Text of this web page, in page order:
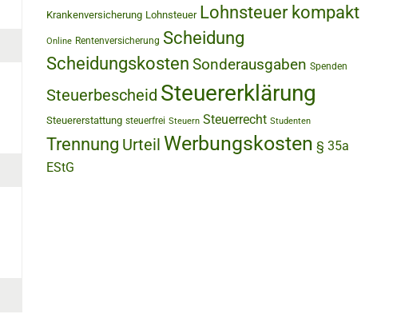
Krankenversicherung Lohnsteuer Lohnsteuer kompakt
Online Rentenversicherung Scheidung
Scheidungskosten Sonderausgaben Spenden
Steuerbescheid Steuererklärung
Steuererstattung steuerfrei Steuern Steuerrecht Studenten
Trennung Urteil Werbungskosten § 35a
EStG